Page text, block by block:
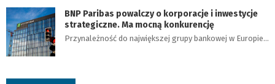
BNP Paribas powalczy o korporacje i inwestycje
strategiczne. Ma mocną konkurencję
Przynależność do największej grupy bankowej w Europie…